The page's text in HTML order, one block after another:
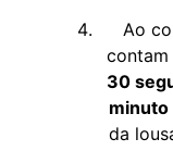
Ao
30
minuto
da